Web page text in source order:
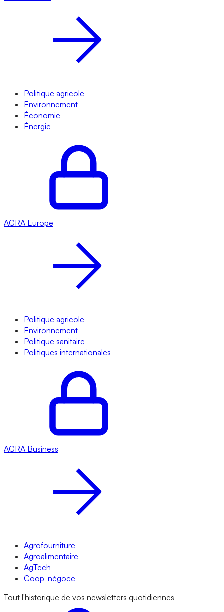
Politique agricole
Environnement
Économie
Énergie
AGRA Europe
Politique agricole
Environnement
Politique sanitaire
Politiques internationales
AGRA Business
Agrofourniture
Agroalimentaire
AgTech
Coop-négoce
Tout l'historique de vos newsletters quotidiennes